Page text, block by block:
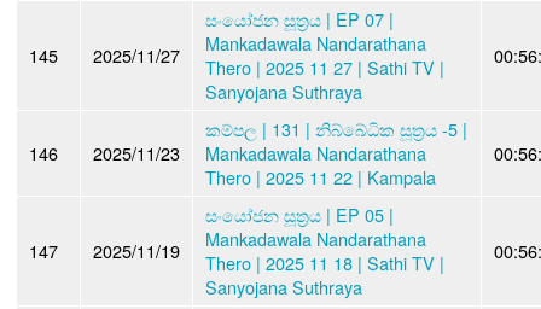
145 2025/11/27
සංයෝජන සූත්‍රය | EP 07 |
Mankadawala Nandarathana
Thero | 2025 11 27 | Sathi TV |
Sanyojana Suthraya
146 2025/11/23
කම්පල | 131 | නිබ්බේධික සූත්‍රය -5 |
Mankadawala Nandarathana
Thero | 2025 11 22 | Kampala
147 2025/11/19
සංයෝජන සූත්‍රය | EP 05 |
Mankadawala Nandarathana
Thero | 2025 11 18 | Sathi TV |
Sanyojana Suthraya